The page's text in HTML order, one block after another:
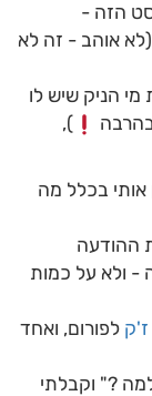
הזה -
(לא אוהב - זה לא
הניק שיש לו
),
אותי בכלל מה
ההודעה
- ולא על כמות
ז'ק לפורום, ואחד
?" וקבלתי